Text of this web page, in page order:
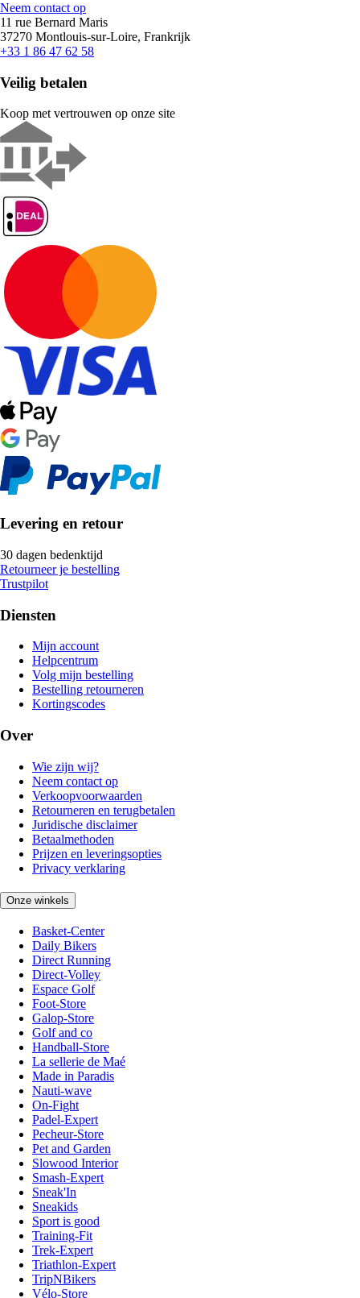
Neem contact op
11 rue Bernard Maris
37270 Montlouis-sur-Loire, Frankrijk
+33 1 86 47 62 58
Veilig betalen
Koop met vertrouwen op onze site
Levering en retour
30 dagen bedenktijd
Retourneer je bestelling
Trustpilot
Diensten
Mijn account
Helpcentrum
Volg mijn bestelling
Bestelling retourneren
Kortingscodes
Over
Wie zijn wij?
Neem contact op
Verkoopvoorwaarden
Retourneren en terugbetalen
Juridische disclaimer
Betaalmethoden
Prijzen en leveringsopties
Privacy verklaring
Onze winkels
Basket-Center
Daily Bikers
Direct Running
Direct-Volley
Espace Golf
Foot-Store
Galop-Store
Golf and co
Handball-Store
La sellerie de Maé
Made in Paradis
Nauti-wave
On-Fight
Padel-Expert
Pecheur-Store
Pet and Garden
Slowood Interior
Smash-Expert
Sneak'In
Sneakids
Sport is good
Training-Fit
Trek-Expert
Triathlon-Expert
TripNBikers
Vélo-Store